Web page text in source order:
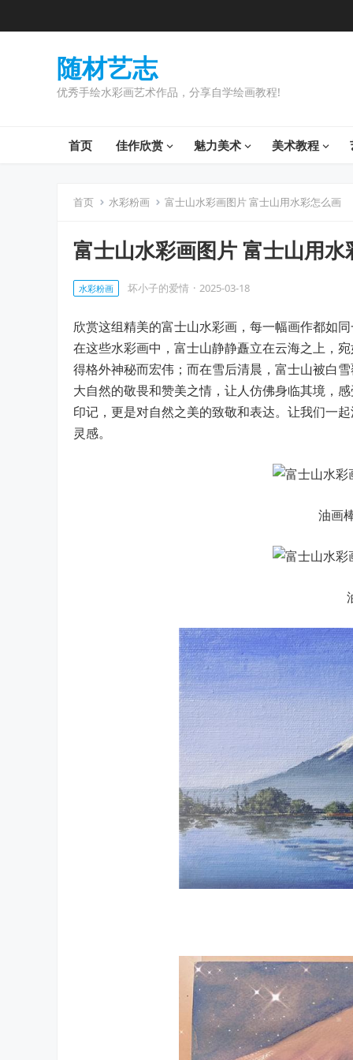
随材艺志
优秀手绘水彩画艺术作品，分享自学绘画教程!
首页 佳作欣赏 魅力美术 美术教程
首页 水彩粉画 富士山水彩画图片 富士山用水彩怎么画
富士山水彩画图片 富士山用水
水彩粉画 坏小子的爱情 · 2025-03-18
欣赏这组精美的富士山水彩画，每一幅画作都如
在这些水彩画中，富士山静静矗立在云海之上，
得格外神秘而宏伟；而在雪后清晨，富士山被白
大自然的敬畏和赞美之情，让人仿佛身临其境，
印记，更是对自然之美的致敬和表达。让我们一
灵感。
油画